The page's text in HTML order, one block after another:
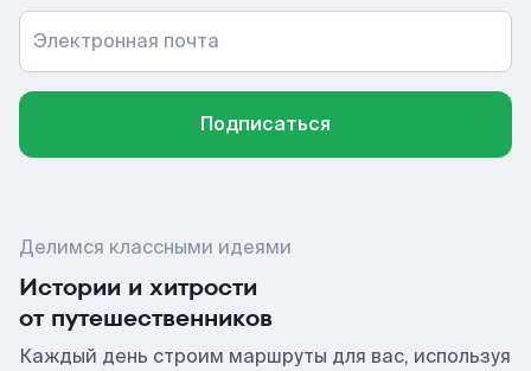
Электронная почта
Подписаться
Делимся классными идеями
Истории и хитрости
от путешественников
Каждый день строим маршруты для вас, используя